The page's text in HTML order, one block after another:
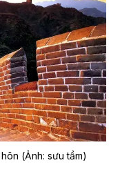
(Ảnh: sưu tầm)